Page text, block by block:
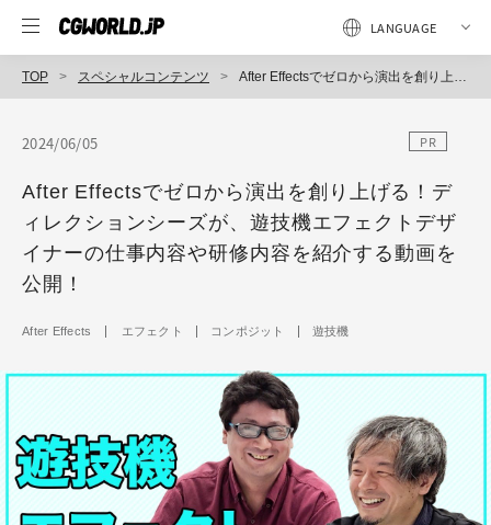
TOP スペシャルコンテンツ After Effectsでゼロから演出を創り上げる！ディレクションシーズが、遊技機エフェクトデザイナーの仕事内容や研修内容を紹介する動画を公開！
2024/06/05 PR
After Effectsでゼロから演出を創り上げる！デ
ィレクションシーズが、遊技機エフェクトデザ
イナーの仕事内容や研修内容を紹介する動画を
公開！
After Effects エフェクト コンポジット 遊技機